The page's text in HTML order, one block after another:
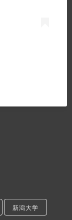
新潟大学